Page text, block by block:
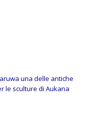
una delle antiche
le sculture di Aukana